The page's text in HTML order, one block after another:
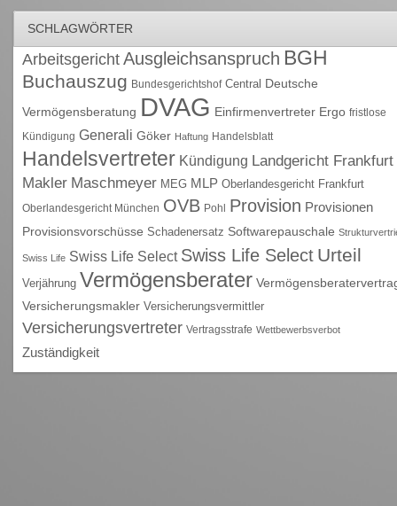
SCHLAGWÖRTER
Arbeitsgericht Ausgleichsanspruch BGH
Buchauszug Bundesgerichtshof Central Deutsche
Vermögensberatung DVAG Einfirmenvertreter Ergo fristlose
Kündigung Generali Göker Haftung Handelsblatt
Handelsvertreter Kündigung Landgericht Frankfurt
Makler Maschmeyer MEG MLP Oberlandesgericht Frankfurt
Oberlandesgericht München OVB Pohl Provision Provisionen
Provisionsvorschüsse Schadenersatz Softwarepauschale
Swiss Life Swiss Life Select Swiss Life Select Urteil
Verjährung Vermögensberater
Versicherungsmakler Versicherungsvermittler
Versicherungsvertreter Vertragsstrafe Wettbewerbsverbot
Zuständigkeit